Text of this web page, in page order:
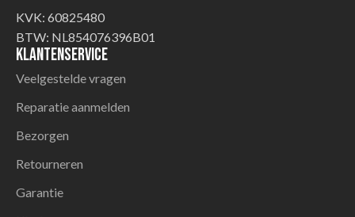
KVK: 60825480
BTW: NL854076396B01
Klantenservice
Veelgestelde vragen
Reparatie aanmelden
Bezorgen
Retourneren
Garantie